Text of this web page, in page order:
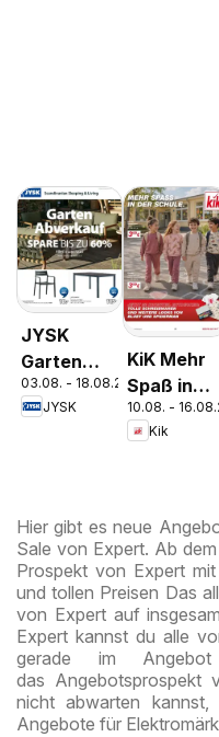
JYSK
Garten
Abverkauf
Spare Bis
03.08. - 18.08.2026
JYSK
KiK Mehr
Spaß in
der
10.08. -
Kik
Hier gibt es neue
Sale von Expert. Ab
Prospekt von Expert
und tollen Preisen Das
von Expert auf
Expert kannst du alle
gerade im
das Angebotsprospekt
nicht abwarten
Angebote für